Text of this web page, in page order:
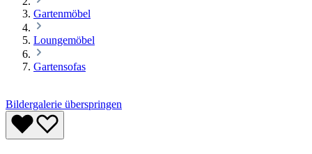
Gartenmöbel
Loungemöbel
Gartensofas
Bildergalerie überspringen